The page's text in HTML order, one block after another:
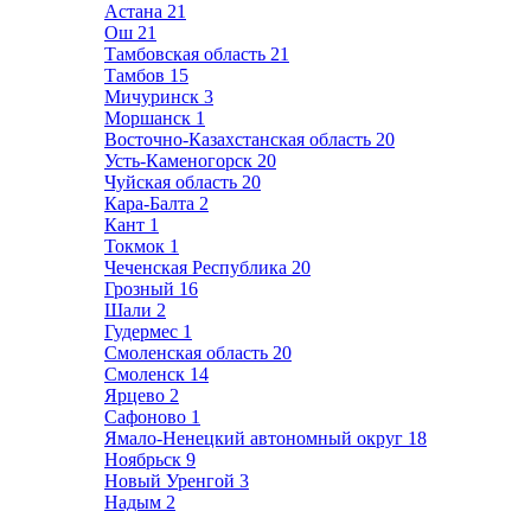
Астана 21
Ош 21
Тамбовская область 21
Тамбов 15
Мичуринск 3
Моршанск 1
Восточно-Казахстанская область 20
Усть-Каменогорск 20
Чуйская область 20
Кара-Балта 2
Кант 1
Токмок 1
Чеченская Республика 20
Грозный 16
Шали 2
Гудермес 1
Смоленская область 20
Смоленск 14
Ярцево 2
Сафоново 1
Ямало-Ненецкий автономный округ 18
Ноябрьск 9
Новый Уренгой 3
Надым 2